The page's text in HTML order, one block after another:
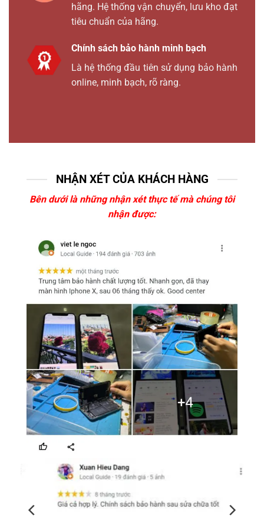
hãng. Hệ thống vận chuyển, lưu kho đạt
tiêu chuẩn của hãng.
Chính sách bảo hành minh bạch
Là hệ thống đầu tiên sử dụng bảo hành
online, minh bạch, rõ ràng.
NHẬN XÉT CỦA KHÁCH HÀNG
Bên dưới là những nhận xét thực tế mà chúng tôi
nhận được: